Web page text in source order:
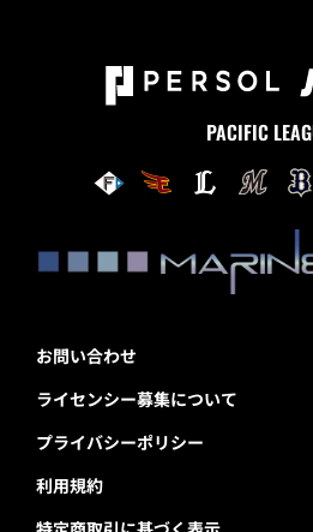
PACIFIC
お問い合わせ
ライセンシー募集について
プライバシーポリシー
利用規約